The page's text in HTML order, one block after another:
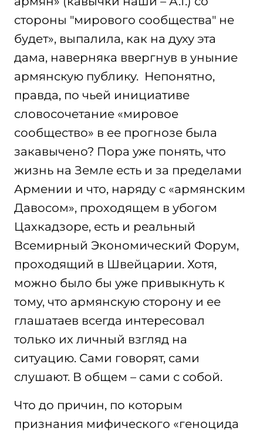
стороны "мирового сообщества" не
будет», выпалила, как на духу эта
дама, наверняка ввергнув в уныние
армянскую публику. Непонятно,
правда, по чьей инициативе
словосочетание «мировое
сообщество» в ее прогнозе была
закавычено? Пора уже понять, что
жизнь на Земле есть и за пределами
Армении и что, наряду с «армянским
Давосом», проходящем в убогом
Цахкадзоре, есть и реальный
Всемирный Экономический Форум,
проходящий в Швейцарии. Хотя,
можно было бы уже привыкнуть к
тому, что армянскую сторону и ее
глашатаев всегда интересовал
только их личный взгляд на
ситуацию. Сами говорят, сами
слушают. В общем – сами с собой.
Что до причин, по которым
признания мифического «геноцида